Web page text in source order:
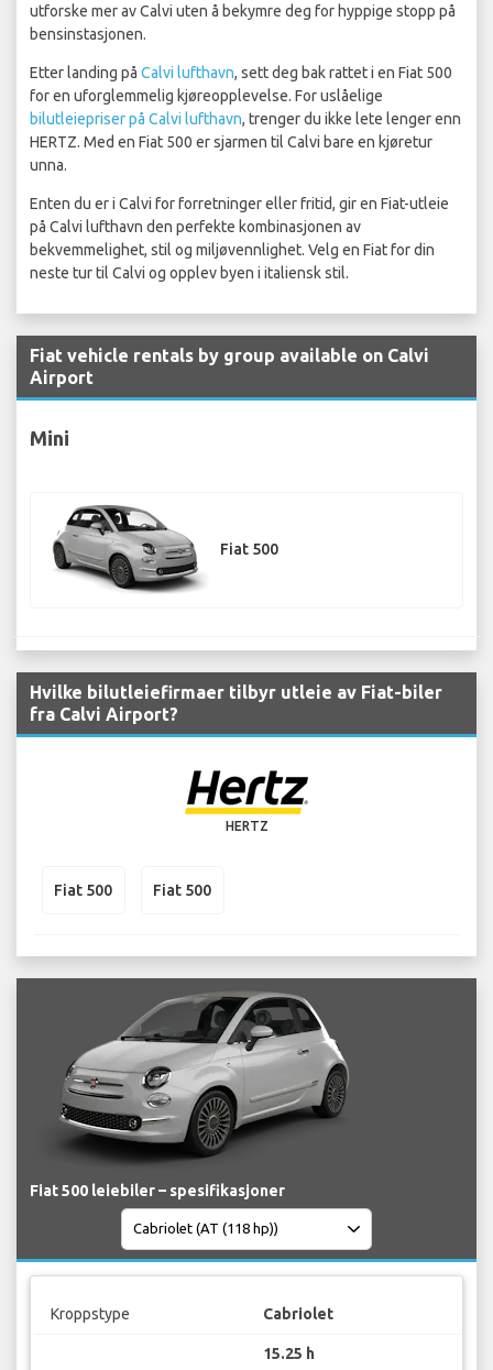
utforske mer av Calvi uten å bekymre deg for hyppige stopp på
bensinstasjonen.
Etter landing på Calvi lufthavn, sett deg bak rattet i en Fiat 500
for en uforglemmelig kjøreopplevelse. For uslåelige
bilutleiepriser på Calvi lufthavn, trenger du ikke lete lenger enn
HERTZ. Med en Fiat 500 er sjarmen til Calvi bare en kjøretur
unna.
Enten du er i Calvi for forretninger eller fritid, gir en Fiat-utleie
på Calvi lufthavn den perfekte kombinasjonen av
bekvemmelighet, stil og miljøvennlighet. Velg en Fiat for din
neste tur til Calvi og opplev byen i italiensk stil.
Fiat vehicle rentals by group available on Calvi
Airport
Mini
Fiat 500
Hvilke bilutleiefirmaer tilbyr utleie av Fiat-biler
fra Calvi Airport?
HERTZ
Fiat 500 Fiat 500
Fiat 500 leiebiler – spesifikasjoner
Kroppstype Cabriolet
15.25 h